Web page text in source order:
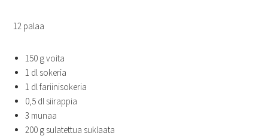
12 palaa
150 g voita
1 dl sokeria
1 dl fariinisokeria
0,5 dl siirappia
3 munaa
200 g sulatettua suklaata